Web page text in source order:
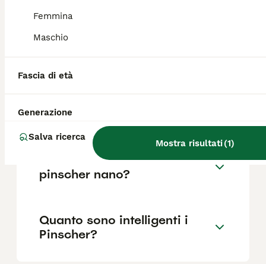
Femmina
Maschio
Fascia di età
Generazione
Salva ricerca
Mostra risultati(1)
Quali sono i difetti dei
molto?
Quanto vive in media un
pinscher nano?
Quanto sono intelligenti i
Pinscher?